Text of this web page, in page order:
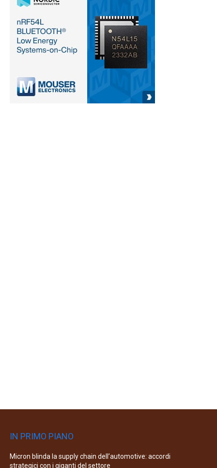
IN PRIMO PIANO
Micron blinda la supply chain dell’automotive: accordi
strategici con i giganti del settore